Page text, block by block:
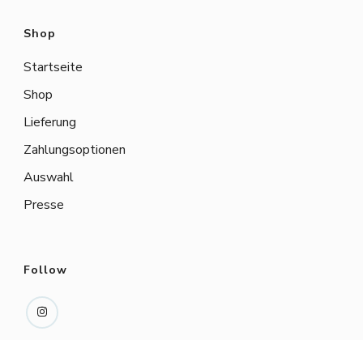
Shop
Startseite
Shop
Lieferung
Zahlungsoptionen
Auswahl
Presse
Follow